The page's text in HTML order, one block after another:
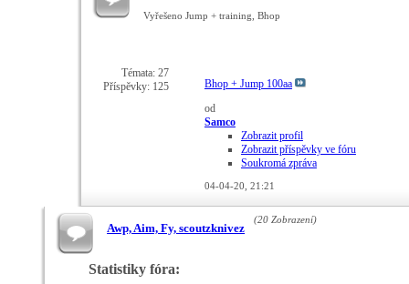
Vyřešeno Jump + training, Bhop
Témata: 27
Příspěvky: 125
Bhop + Jump 100aa
od
Samco
Zobrazit profil
Zobrazit příspěvky ve fóru
Soukromá zpráva
04-04-20, 21:21
Awp, Aim, Fy, scoutzknivez
(20 Zobrazení)
Statistiky fóra: